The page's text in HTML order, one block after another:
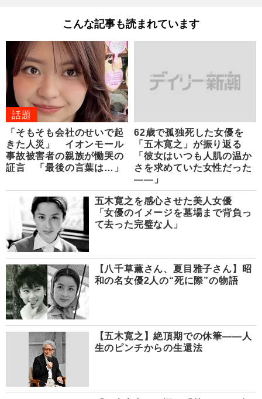
こんな記事も読まれています
話題
「そもそも会社のせいで起
きた人災」 イオンモール
事故被害者の親族が慟哭の
証言 「最後の言葉は…」
62歳で孤独死した女優を
「五木寛之」が振り返る
「彼女はいつも人肌の温か
さを求めていた女性だった
――」
五木寛之を感心させた美人女優
「女優のイメージを墓場まで背負っ
て去った完璧な人」
【八千草薫さん、夏目雅子さん】昭
和の名女優2人の“死に際”の物語
【五木寛之】絶頂期での休筆――人
生のピンチからの生還法